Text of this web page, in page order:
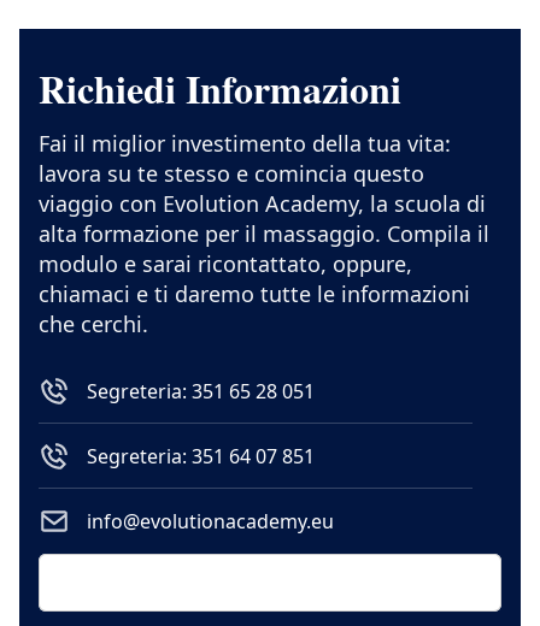
Richiedi Informazioni
Fai il miglior investimento della tua vita:
lavora su te stesso e comincia questo
viaggio con Evolution Academy, la scuola di
alta formazione per il massaggio. Compila il
modulo e sarai ricontattato, oppure,
chiamaci e ti daremo tutte le informazioni
che cerchi.
Segreteria: 351 65 28 051
Segreteria: 351 64 07 851
info@evolutionacademy.eu